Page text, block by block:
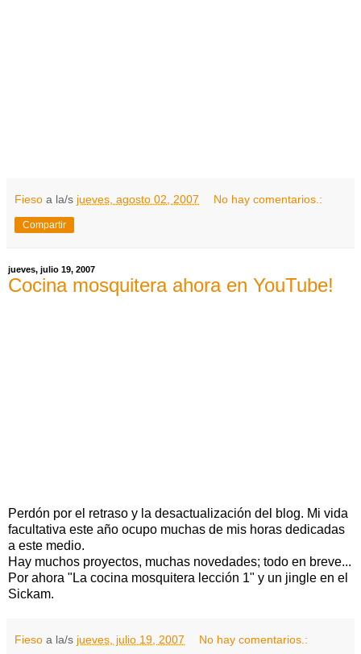
Fieso a la/s jueves, agosto 02, 2007 No hay comentarios.:
Compartir
jueves, julio 19, 2007
Cocina mosquitera ahora en YouTube!
Perdón por el retraso y la desactualización del blog. Mi vida
facultativa este año ocupo muchas de mis horas dedicadas
a este medio.
Hay muchos proyectos, muchas novedades; todo en breve...
Por ahora "La cocina mosquitera lección 1" y un jingle en el
Sickam.
Fieso a la/s jueves, julio 19, 2007 No hay comentarios.: